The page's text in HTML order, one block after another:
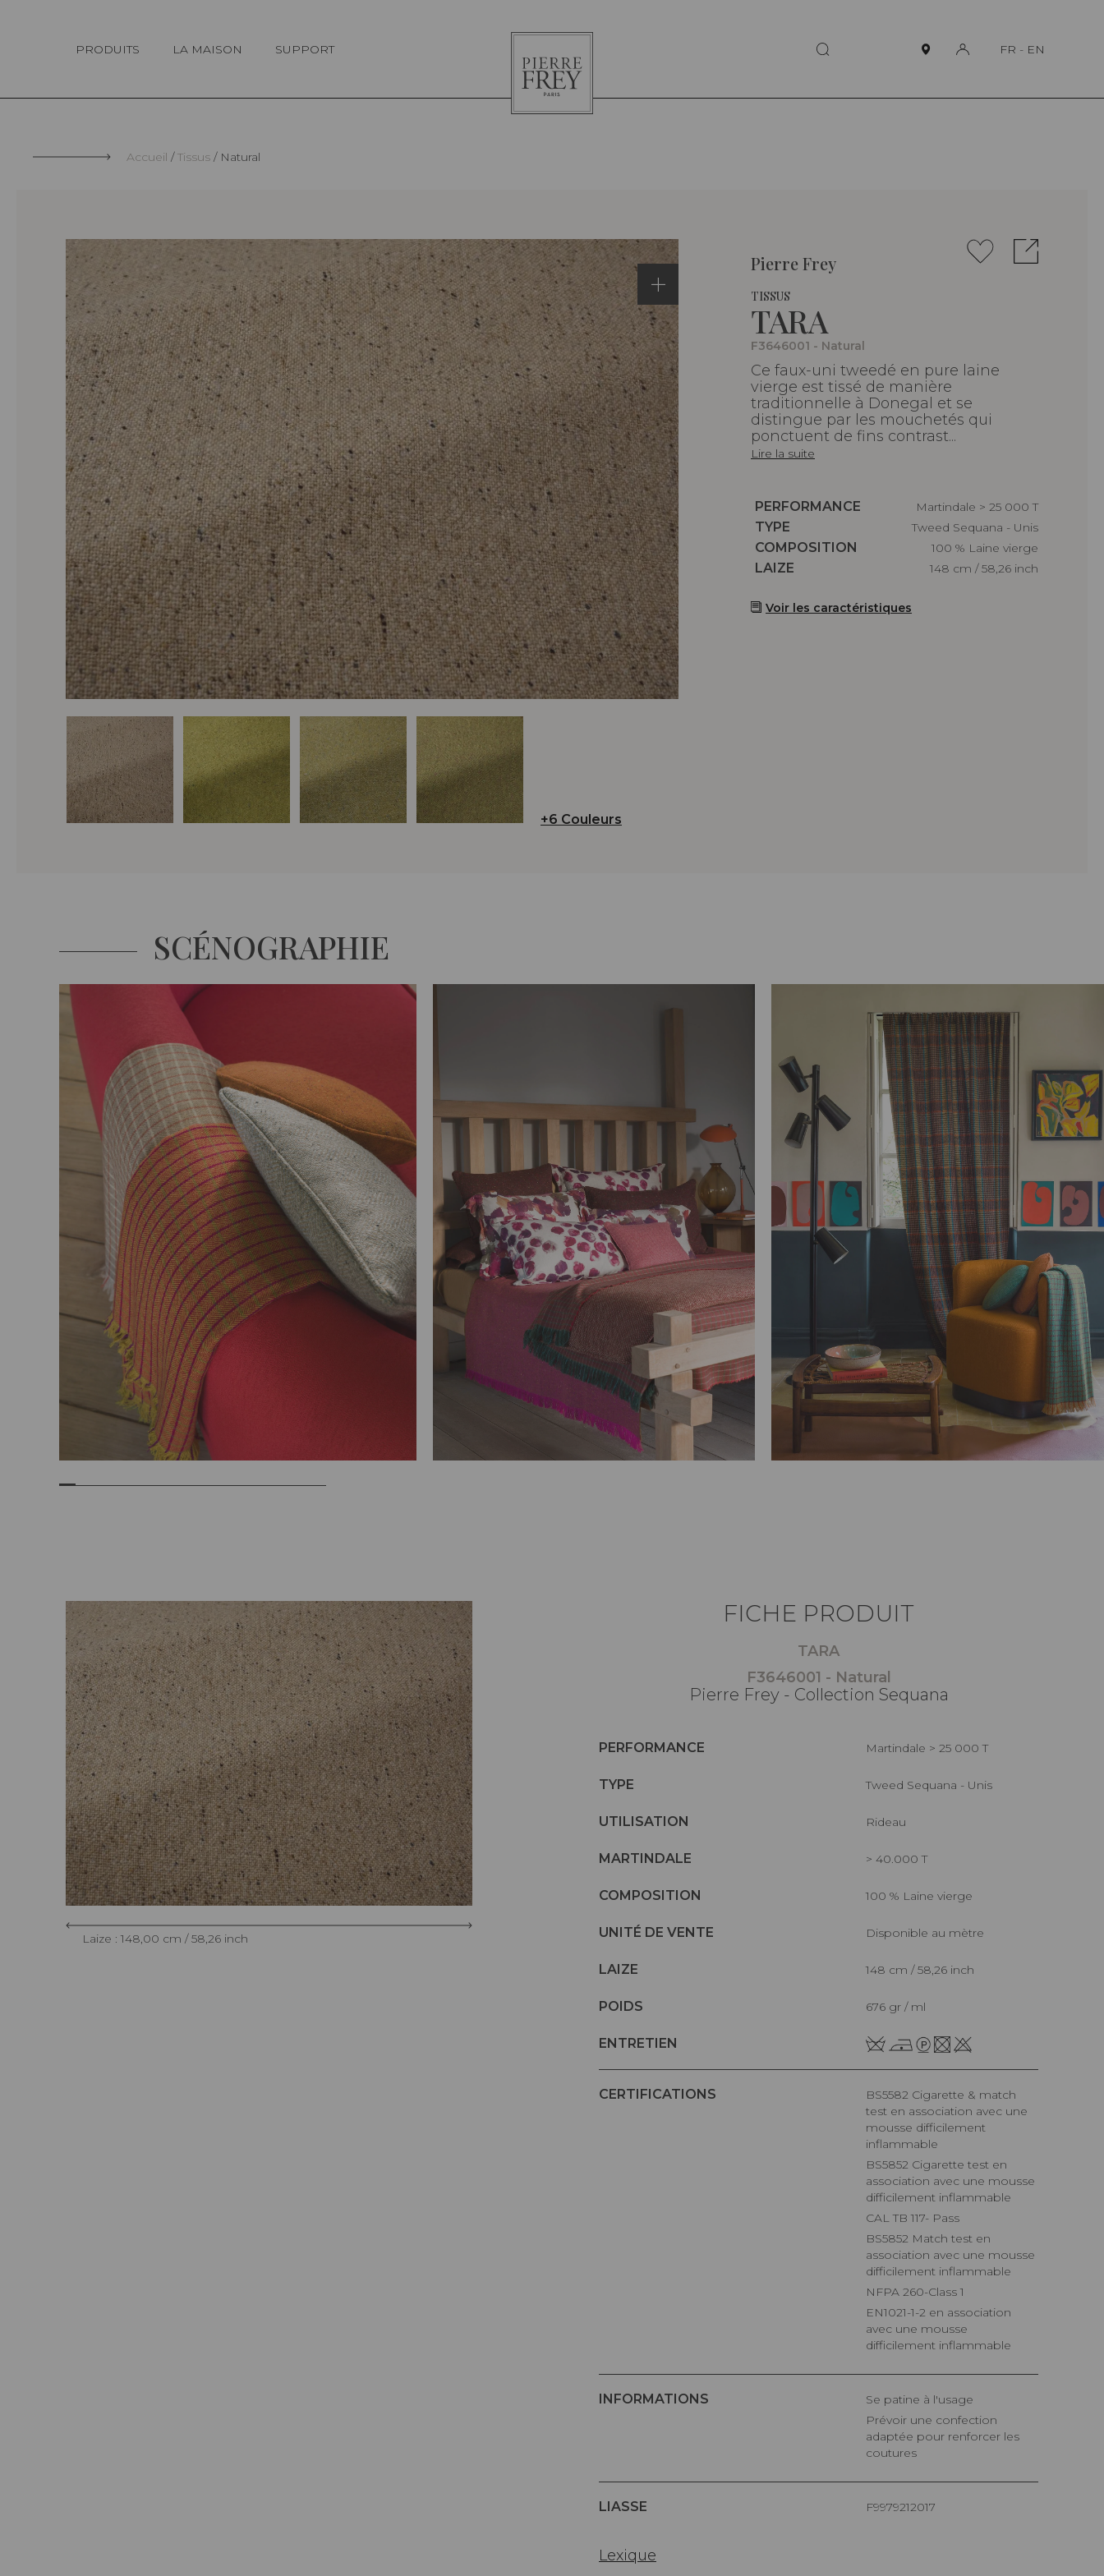
PRODUITS LA MAISON SUPPORT
Pierre
Frey
FR - EN
Accueil Tissus Natural
+6 Couleurs
Pierre Frey
TISSUS
TARA
F3646001 - Natural
Ce faux-uni tweedé en pure laine
vierge est tissé de manière
traditionnelle à Donegal et se
distingue par les mouchetés qui
ponctuent de fins contrast...
Lire la suite
Caractéristiques
PERFORMANCE
Martindale > 25 000 T
Caractéristiques
TYPE
Tweed Sequana - Unis
Caractéristiques
COMPOSITION
100 % Laine vierge
Caractéristiques
LAIZE 148 cm / 58,26 inch
Voir les caractéristiques
SCÉNOGRAPHIE
Laize : 148,00 cm / 58,26 inch
FICHE PRODUIT
TARA
F3646001 - Natural
Pierre Frey - Collection Sequana
PERFORMANCE Martindale > 25 000 T
TYPE Tweed Sequana - Unis
UTILISATION Rideau
MARTINDALE > 40.000 T
COMPOSITION 100 % Laine vierge
UNITÉ DE VENTE Disponible au mètre
LAIZE 148 cm / 58,26 inch
POIDS 676 gr / ml
ENTRETIEN
CERTIFICATIONS
BS5582 Cigarette & match
test en association avec une
mousse difficilement
inflammable
BS5852 Cigarette test en
association avec une mousse
difficilement inflammable
CAL TB 117- Pass
BS5852 Match test en
association avec une mousse
difficilement inflammable
NFPA 260-Class 1
EN1021-1-2 en association
avec une mousse
difficilement inflammable
INFORMATIONS
Se patine à l'usage
Prévoir une confection
adaptée pour renforcer les
coutures
LIASSE F9979212017
Lexique